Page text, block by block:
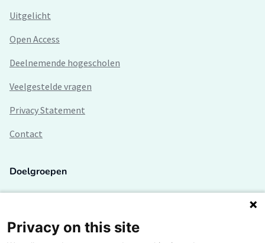
Uitgelicht
Open Access
Deelnemende hogescholen
Veelgestelde vragen
Privacy Statement
Contact
Doelgroepen
Lectoren en onderzoekers
Privacy on this site